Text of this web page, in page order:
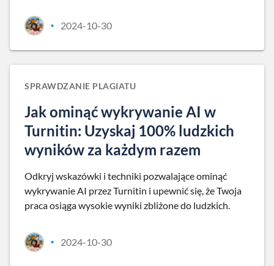
• 2024-10-30
SPRAWDZANIE PLAGIATU
Jak ominąć wykrywanie AI w
Turnitin: Uzyskaj 100% ludzkich
wyników za każdym razem
Odkryj wskazówki i techniki pozwalające ominąć
wykrywanie AI przez Turnitin i upewnić się, że Twoja
praca osiąga wysokie wyniki zbliżone do ludzkich.
• 2024-10-30